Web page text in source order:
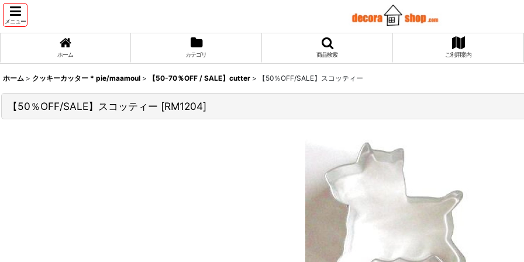
メニュー
ホーム カテゴリ 商品検索 ご利用案内
ホーム > クッキーカッター * pie/maamoul > 【50-70％OFF / SALE】cutter > 【50％OFF/SALE】スコッティー
【50％OFF/SALE】スコッティー [RM1204]